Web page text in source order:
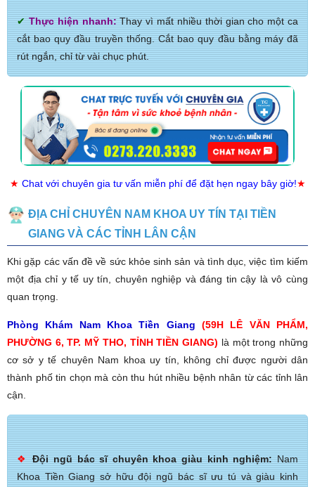
✔Thực hiện nhanh:Thay vì mất nhiều thời gian cho một ca
cắt bao quy đầu truyền thống. Cắt bao quy đầu bằng máy đã
rút ngắn, chỉ từ vài chục phút.
★ Chat với chuyên gia tư vấn miễn phí để đặt hẹn ngay bây giờ!★
ĐỊA CHỈ CHUYÊN NAM KHOA UY TÍN TẠI TIỀN
GIANG VÀ CÁC TỈNH LÂN CẬN
Khi gặp các vấn đề về sức khỏe sinh sản và tình dục, việc tìm kiếm
một địa chỉ y tế uy tín, chuyên nghiệp và đáng tin cậy là vô cùng
quan trọng.
Phòng Khám Nam Khoa Tiền Giang (59H LÊ VĂN PHẨM,
PHƯỜNG 6, TP. MỸ THO, TỈNH TIỀN GIANG) là một trong những
cơ sở y tế chuyên Nam khoa uy tín, không chỉ được người dân
thành phố tin chọn mà còn thu hút nhiều bệnh nhân từ các tỉnh lân
cận.
❖Đội ngũ bác sĩ chuyên khoa giàu kinh nghiệm:Nam
Khoa Tiền Giang sở hữu đội ngũ bác sĩ ưu tú và giàu kinh